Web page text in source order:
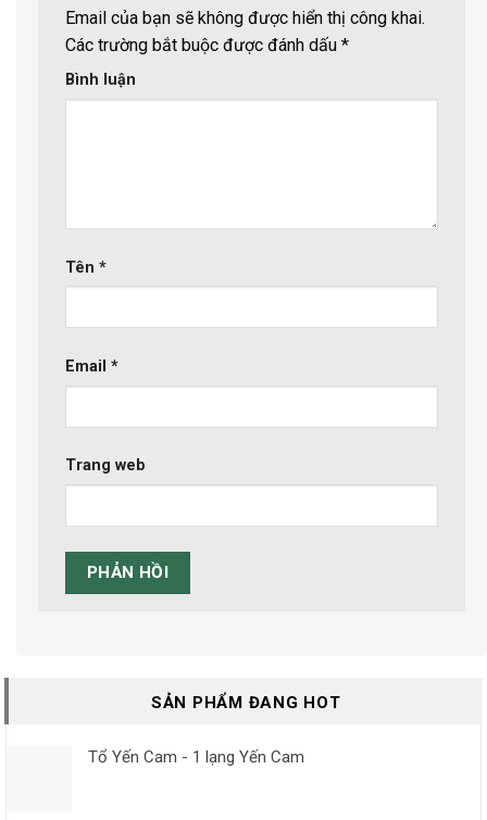
Email của bạn sẽ không được hiển thị công khai.
Các trường bắt buộc được đánh dấu *
Bình luận
Tên *
Email *
Trang web
SẢN PHẨM ĐANG HOT
Tổ Yến Cam - 1 lạng Yến Cam